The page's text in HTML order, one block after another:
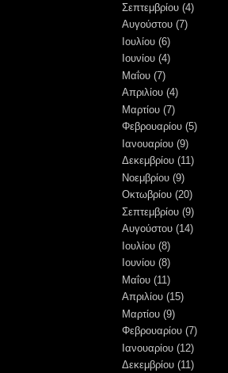
Σεπτεμβρίου (4)
Αυγούστου (7)
Ιουλίου (6)
Ιουνίου (4)
Μαΐου (7)
Απριλίου (4)
Μαρτίου (7)
Φεβρουαρίου (5)
Ιανουαρίου (9)
Δεκεμβρίου (11)
Νοεμβρίου (9)
Οκτωβρίου (20)
Σεπτεμβρίου (9)
Αυγούστου (14)
Ιουλίου (8)
Ιουνίου (8)
Μαΐου (11)
Απριλίου (15)
Μαρτίου (9)
Φεβρουαρίου (7)
Ιανουαρίου (12)
Δεκεμβρίου (11)